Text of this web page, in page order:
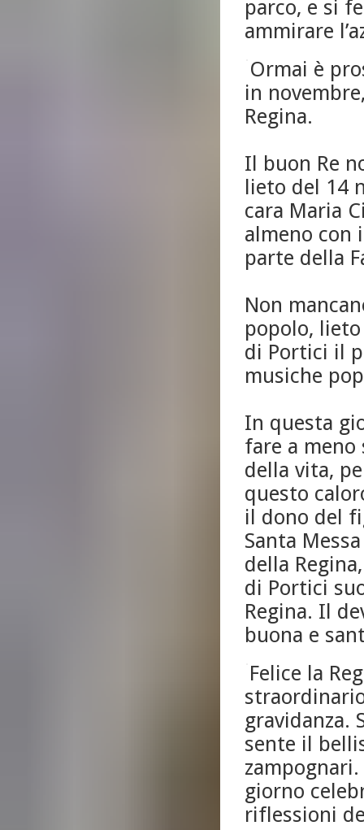
parco, e si
ammirare
Ormai è
in
Regina.
Il buon Re
lieto del 14
cara Maria
almeno con
parte della
Non
popolo,
di Portici il
musiche
In questa
fare a meno
della vita,
questo
il dono del
Santa
della
di Portici
Regina. Il
buona e
Felice la
gravidanza.
sente il
giorno
riflessioni